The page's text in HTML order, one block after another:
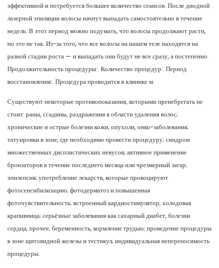
эффективной и потребуется большее количество сеансов. После диодной
лазерной эпиляции волосы начнут выпадать самостоятельно в течение
недель. В этот период можно подумать, что волосы продолжают расти,
но это не так. Из-за того, что все волосы на нашем теле находятся на
разной стадии роста — и выпадать они будут не все сразу, а постепенно.
Продолжительность процедуры:. Количество процедур:. Период
восстановления:. Процедура проводится в клинике м.
Существуют некоторые противопоказания, которыми пренебрегать не
стоит: раны, ссадины, раздражения в области удаления волос;
хронические и острые болезни кожи; опухоли, онко-заболевания;
татуировки в зоне, где необходимо провести процедуру; синдром
множественных диспластических невусов; активное применение
бронзаторов в течение последнего месяца или чрезмерный загар;
эпилепсия; употребление лекарств, которые провоцируют
фотосенсибилизацию; фотодерматоз и повышенная
фоточувствительность; встроенный кардиостимулятор; холодовая
крапивница; серьёзные заболевания как сахарный диабет, болезни
сердца, прочее; беременность, кормление грудью; проведение процедуры
в зоне щитовидной железы и тестикул; индивидуальная непереносимость
процедуры.